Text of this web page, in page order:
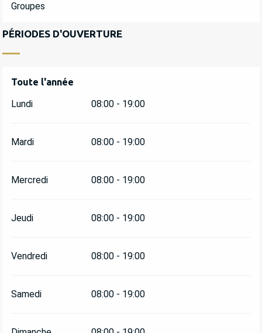
Groupes
PÉRIODES D'OUVERTURE
Toute l'année
Toute l'année
Lundi 08:00 - 19:00
Mardi 08:00 - 19:00
Mercredi 08:00 - 19:00
Jeudi 08:00 - 19:00
Vendredi 08:00 - 19:00
Samedi 08:00 - 19:00